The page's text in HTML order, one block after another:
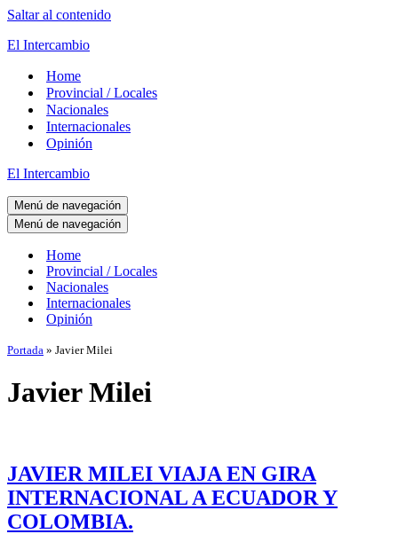
Saltar al contenido
El Intercambio
Home
Provincial / Locales
Nacionales
Internacionales
Opinión
El Intercambio
Menú de navegación
Menú de navegación
Home
Provincial / Locales
Nacionales
Internacionales
Opinión
Portada » Javier Milei
Javier Milei
JAVIER MILEI VIAJA EN GIRA
INTERNACIONAL A ECUADOR Y
COLOMBIA.